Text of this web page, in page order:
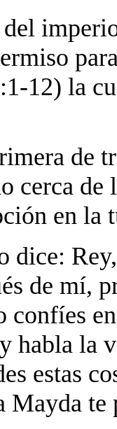
12) la
de
cerca de
en la
dice:
de mí,
confíes
habla la
estas
Mayda te